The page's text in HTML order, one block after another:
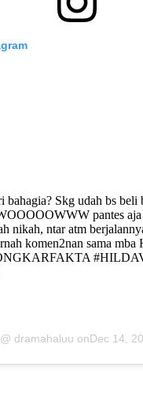
Skg udah bs beli
pantes
nikah, ntar atm
komen2nan sama mba
dramahaluu onDec 14,